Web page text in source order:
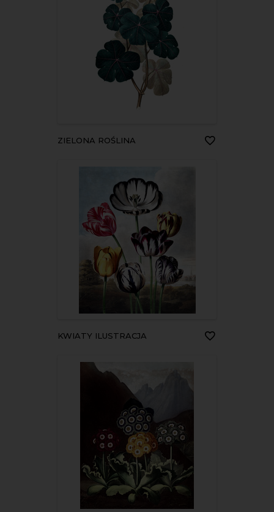
ZIELONA ROŚLINA
KWIATY ILUSTRACJA